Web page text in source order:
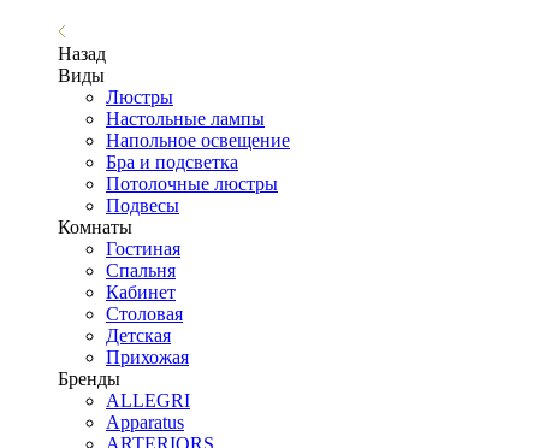
Назад
Виды
Люстры
Настольные лампы
Напольное освещение
Бра и подсветка
Потолочные люстры
Подвесы
Комнаты
Гостиная
Спальня
Кабинет
Столовая
Детская
Прихожая
Бренды
ALLEGRI
Apparatus
ARTERIORS